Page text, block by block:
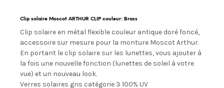
Clip solaire Moscot ARTHUR CLIP couleur: Brass
Clip solaire en métal flexible couleur antique doré foncé,
accessoire sur mesure pour la monture Moscot Arthur.
En portant le clip solaire sur les lunettes, vous ajouter à
la fois une nouvelle fonction (lunettes de soleil à votre
vue) et un nouveau look.
Verres solaires gris catégorie 3 100% UV